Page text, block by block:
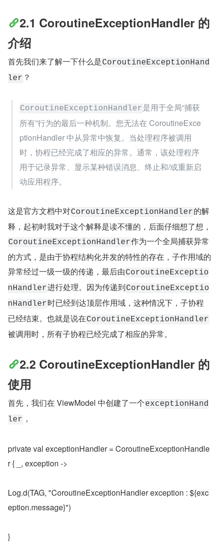
2.1 CoroutineExceptionHandler 的
介绍
首先我们来了解一下什么是CoroutineExceptionHand
ler ？
CoroutineExceptionHandler 是用于全局“捕获
所有”行为的最后一种机制。您无法在 CoroutineExce
ptionHandler 中从异常中恢复。当处理程序被调用
时，协程已经完成了相应的异常。通常，该处理程序
用于记录异常、显示某种错误消息、终止和/或重新启
动应用程序。
这是官方文档中对CoroutineExceptionHandler的解
释，起初时我对于这个解释是读不懂的，后面仔细想了想，
CoroutineExceptionHandler作为一个全局捕获异常
的方式，是由于协程结构化并发的特性的存在，子作用域的
异常经过一级一级的传递，最后由CoroutineExceptio
nHandler进行处理。因为传递到CoroutineExceptio
nHandler时已经到达顶层作用域，这种情况下，子协程
已经结束。也就是说在CoroutineExceptionHandler
被调用时，所有子协程已经完成了相应的异常。
2.2 CoroutineExceptionHandler 的
使用
首先，我们在 ViewModel 中创建了一个exceptionHand
ler ，
private val exceptionHandler = CoroutineExceptionHandle
r { _, exception ->
Log.d(TAG, "CoroutineExceptionHandler exception : ${exc
eption.message}")
}